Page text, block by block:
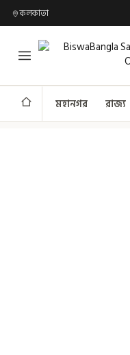
কলকাতা
মহানগর রাজ্য